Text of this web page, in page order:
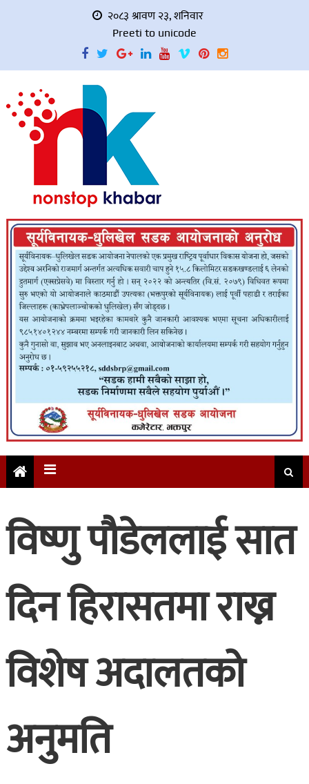
२०८३ श्रावण २३, शनिवार
Preeti to unicode
विष्णु पौडेललाई सात
दिन हिरासतमा राख्न
विशेष अदालतको
अनुमति